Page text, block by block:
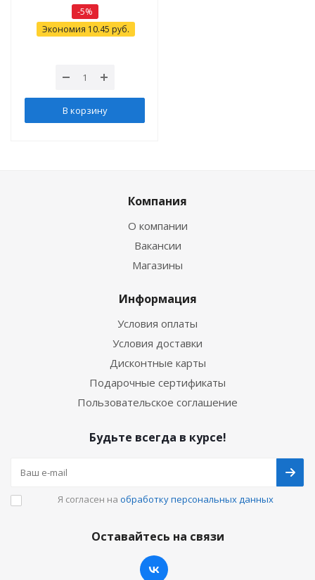
-5%
Экономия 10.45 руб.
В корзину
Компания
О компании
Вакансии
Магазины
Информация
Условия оплаты
Условия доставки
Дисконтные карты
Подарочные сертификаты
Пользовательское соглашение
Будьте всегда в курсе!
Я согласен на обработку персональных данных
Оставайтесь на связи